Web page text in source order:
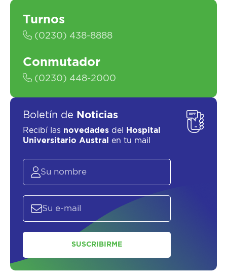
SOLICITAR UN ASESOR
Turnos
(0230) 438-8888
Conmutador
(0230) 448-2000
Boletín de Noticias
Recibí las novedades del
Hospital
Universitario Austral
en tu mail
SUSCRIBIRME